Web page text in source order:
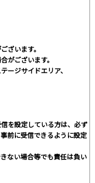
ざいます。
がございます。
ージサイドエリア、
を設定している方は、必ず
前に受信できるように設定
ない場合等でも責任は負い